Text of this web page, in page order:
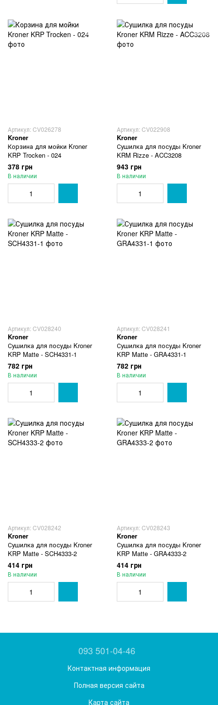
Артикул: CV026278
Kroner
Корзина для мойки Kroner
KRP Trocken - 024
378 грн
В наличии
Артикул: CV022908
Kroner
Сушилка для посуды Kroner
KRM Rizze - ACC3208
943 грн
В наличии
Артикул: CV028240
Kroner
Сушилка для посуды Kroner
KRP Matte - SCH4331-1
782 грн
В наличии
Артикул: CV028241
Kroner
Сушилка для посуды Kroner
KRP Matte - GRA4331-1
782 грн
В наличии
Артикул: CV028242
Kroner
Сушилка для посуды Kroner
KRP Matte - SCH4333-2
414 грн
В наличии
Артикул: CV028243
Kroner
Сушилка для посуды Kroner
KRP Matte - GRA4333-2
414 грн
В наличии
093 501-04-46
Контактная информация
Полная версия сайта
Карта сайта